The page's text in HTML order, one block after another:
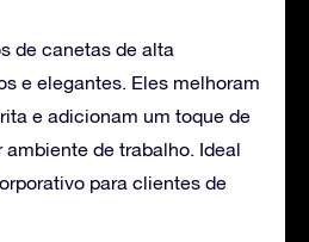
de canetas de alta
e elegantes. Eles melhoram
e adicionam um toque de
de trabalho. Ideal
para clientes de